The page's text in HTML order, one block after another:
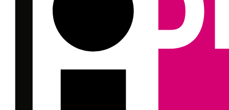
Zug am Vierwaldstättersee (Foto: Swiss Travel System)